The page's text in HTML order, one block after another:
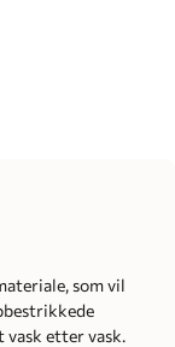
som vil
etter vask.